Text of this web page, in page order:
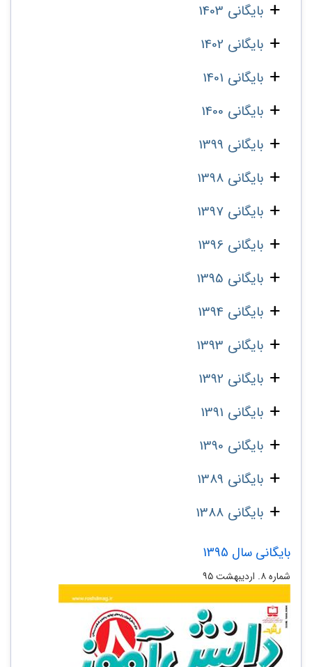
بایگانی 1403
بایگانی 1402
بایگانی 1401
بایگانی 1400
بایگانی 1399
بایگانی 1398
بایگانی 1397
بایگانی 1396
بایگانی 1395
بایگانی 1394
بایگانی 1393
بایگانی 1392
بایگانی 1391
بایگانی 1390
بایگانی 1389
بایگانی 1388
بایگانی سال 1395
شماره ۸. اردیبهشت ۹۵